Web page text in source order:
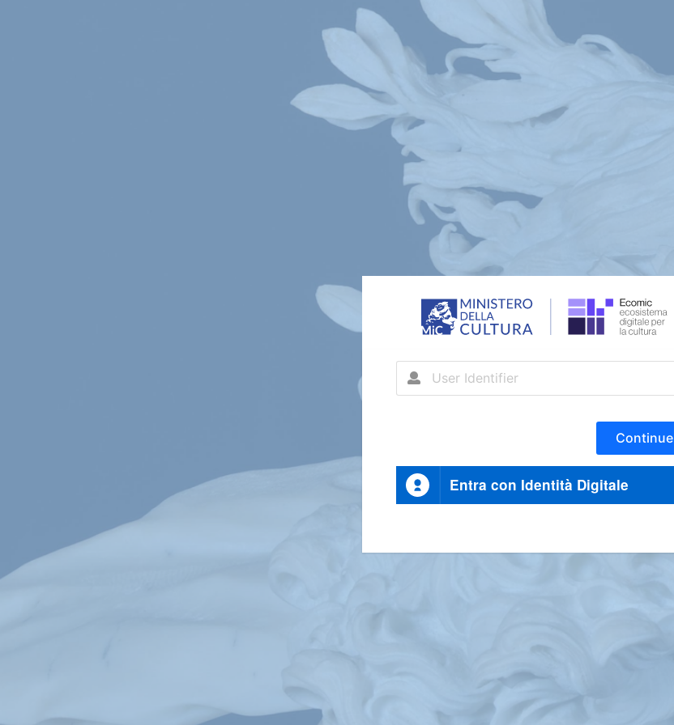
Continue
Entra con Identità Digitale